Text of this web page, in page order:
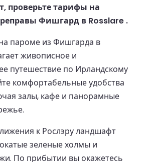
проверьте тарифы на
Фишгард в Rosslare .
пароме из Фишгарда в
живописное и
путешествие по Ирландскому
комфортабельные удобства
залы, кафе и панорамные
к Рослэру ландшафт
зеленые холмы и
По прибытии вы окажетесь